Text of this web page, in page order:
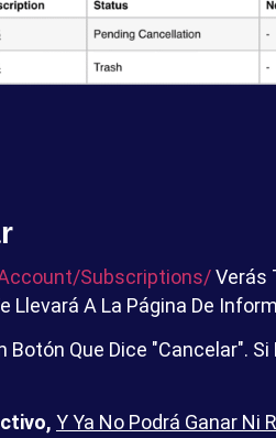
subscriptions/Verás
Llevará A La Página De
Botón Que Dice "Cancelar".
Y Ya No Podrá Ganar Ni